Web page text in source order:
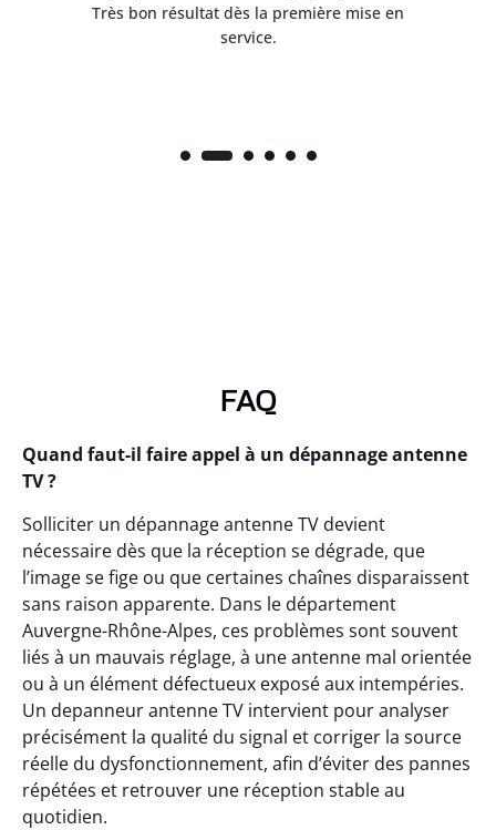
Très bon résultat dès la première mise en
service.
FAQ
Quand faut-il faire appel à un dépannage antenne
TV ?
Solliciter un dépannage antenne TV devient
nécessaire dès que la réception se dégrade, que
l’image se fige ou que certaines chaînes disparaissent
sans raison apparente. Dans le département
Auvergne-Rhône-Alpes, ces problèmes sont souvent
liés à un mauvais réglage, à une antenne mal orientée
ou à un élément défectueux exposé aux intempéries.
Un depanneur antenne TV intervient pour analyser
précisément la qualité du signal et corriger la source
réelle du dysfonctionnement, afin d’éviter des pannes
répétées et retrouver une réception stable au
quotidien.